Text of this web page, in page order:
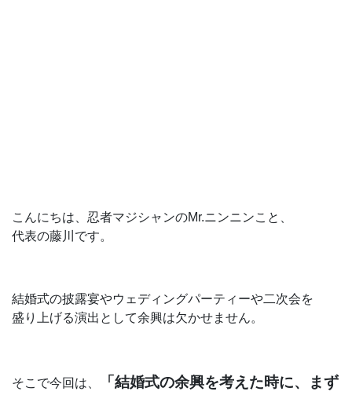
こんにちは、忍者マジシャンのMr.ニンニンこと、
代表の藤川です。
結婚式の披露宴やウェディングパーティーや二次会を
盛り上げる演出として余興は欠かせません。
そこで今回は、
「結婚式の余興を考えた時に、まず